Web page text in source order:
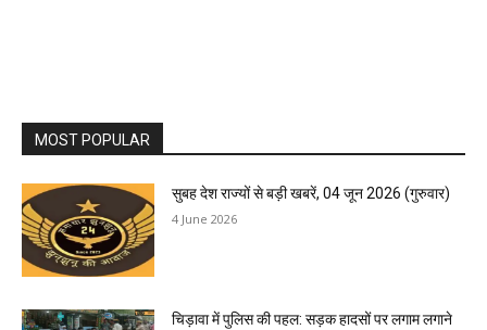
MOST POPULAR
सुबह देश राज्यों से बड़ी खबरें, 04 जून 2026 (गुरुवार)
4 June 2026
चिड़ावा में पुलिस की पहल: सड़क हादसों पर लगाम लगाने